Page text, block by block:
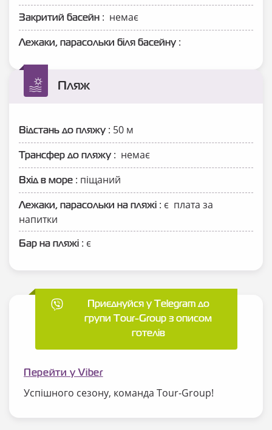
Закритий басейн : немає
Лежаки, парасольки біля басейну :
Пляж
Відстань до пляжу : 50 м
Трансфер до пляжу : немає
Вхід в море : піщаний
Лежаки, парасольки на пляжі : є плата за
напитки
Бар на пляжі : є
Приєднуйся у Telegram до
групи Tour-Group з описом
готелів
Перейти у Viber
Успішного сезону, команда Tour-Group!